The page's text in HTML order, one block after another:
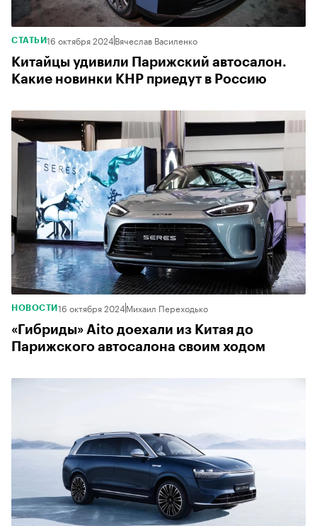
СТАТЬИ16 октября 2024Вячеслав Василенко
Китайцы удивили Парижский автосалон.
Какие новинки КНР приедут в Россию
НОВОСТИ 16 октября 2024Михаил Переходько
«Гибриды» Aito доехали из Китая до
Парижского автосалона своим ходом